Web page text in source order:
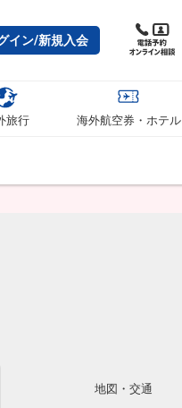
イン/新規入会
旅行 海外航空券・ホテル
地図・交通